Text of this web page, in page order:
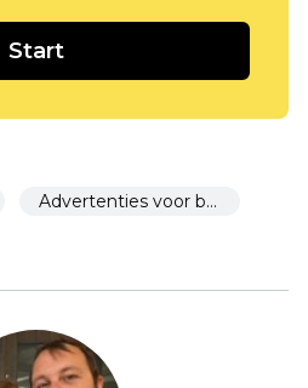
Start
Advertenties voor beginners